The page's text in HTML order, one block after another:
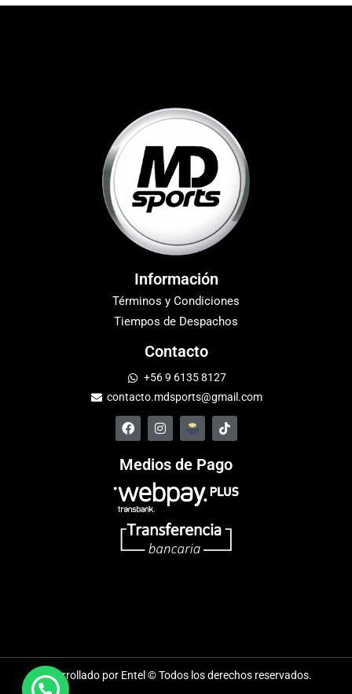
Información
Términos y Condiciones
Tiempos de Despachos
Contacto
+56 9 6135 8127
contacto.mdsports@gmail.com
Medios de Pago
Desarrollado por Entel © Todos los derechos reservados.